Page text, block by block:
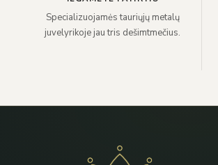
Specializuojamės tauriųjų metalų
juvelyrikoje jau tris dešimtmečius.